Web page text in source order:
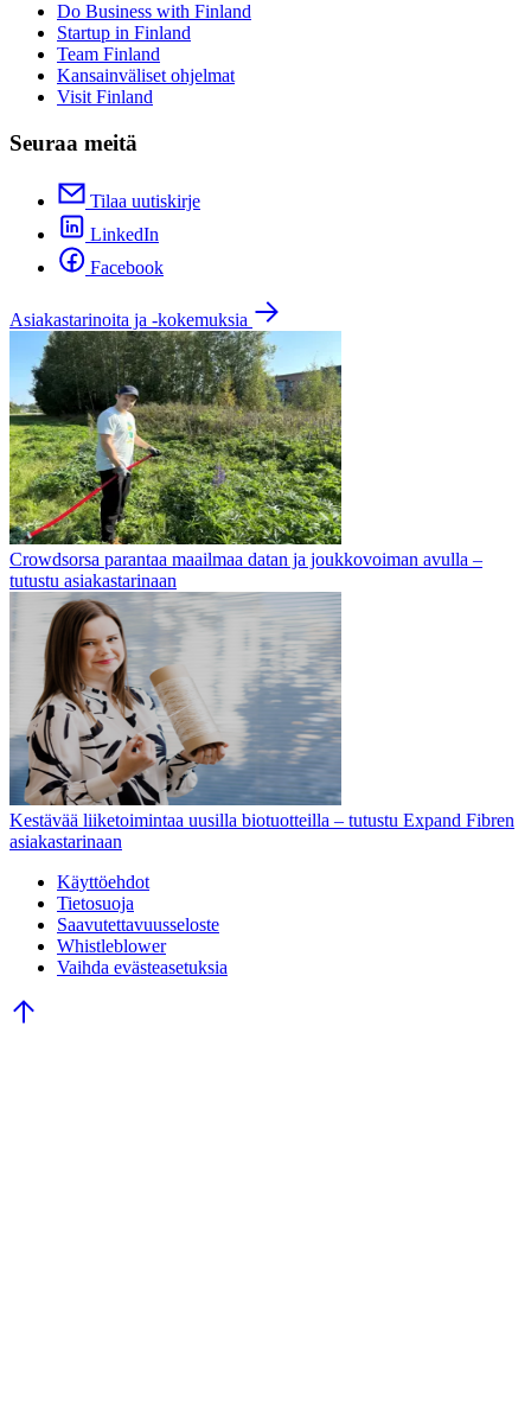
Do Business with Finland
Startup in Finland
Team Finland
Kansainväliset ohjelmat
Visit Finland
Seuraa meitä
Tilaa uutiskirje
LinkedIn
Facebook
Asiakastarinoita ja -kokemuksia
Crowdsorsa parantaa maailmaa datan ja joukkovoiman avulla –
tutustu asiakastarinaan
Kestävää liiketoimintaa uusilla biotuotteilla – tutustu Expand Fibren
asiakastarinaan
Käyttöehdot
Tietosuoja
Saavutettavuusseloste
Whistleblower
Vaihda evästeasetuksia